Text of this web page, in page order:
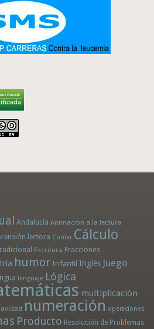
Andalucía Animación a la lectura
lectora Contar Cálculo
Escritura Fracciones
humor Infantil Inglés Juego
lenguaje Lógica
multiplicación
numeración operaciones
Producto Resolución de Problemas